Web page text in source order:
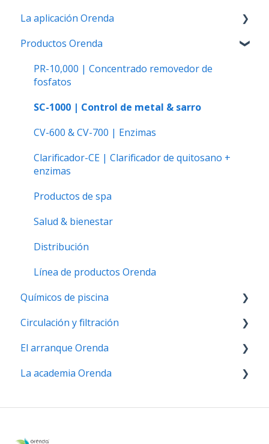
pH y alcalinidad
El ISL y problemas con el calcio
Problemas de claridad del agua
Piscinas de Vinilo y Fibras de Vidrio
La aplicación Orenda
Cómo usar la aplicación
La calculadora Orenda
Productos Orenda
PR-10,000 | Concentrado removedor de
fosfatos
SC-1000 | Control de metal & sarro
CV-600 & CV-700 | Enzimas
Clarificador-CE | Clarificador de quitosano +
enzimas
Productos de spa
Salud & bienestar
Distribución
Línea de productos Orenda
Químicos de piscina
Ajustadores de ISL
Desinfectantes
Pruebas químicas
Circulación y filtración
Circulación
Filtración
El arranque Orenda
Química del cemento
La academia Orenda